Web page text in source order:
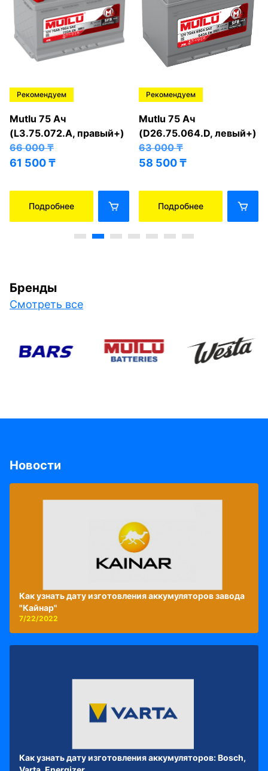
Рекомендуем
Mutlu 75 Ач
(L3.75.072.A, правый+)
66 000₸
61 500₸
Подробнее
Рекомендуем
Mutlu 75 Ач
(D26.75.064.D, левый+)
63 000₸
58 500₸
Подробнее
Бренды
Смотреть все
Новости
Как узнать дату изготовления аккумуляторов завода
"Кайнар"
7/22/2022
Как узнать дату изготовления аккумуляторов: Bosch,